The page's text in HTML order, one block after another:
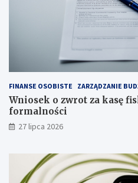
FINANSE OSOBISTE ZARZĄDZANIE
Wniosek o zwrot za kasę
formalności
27 lipca 2026